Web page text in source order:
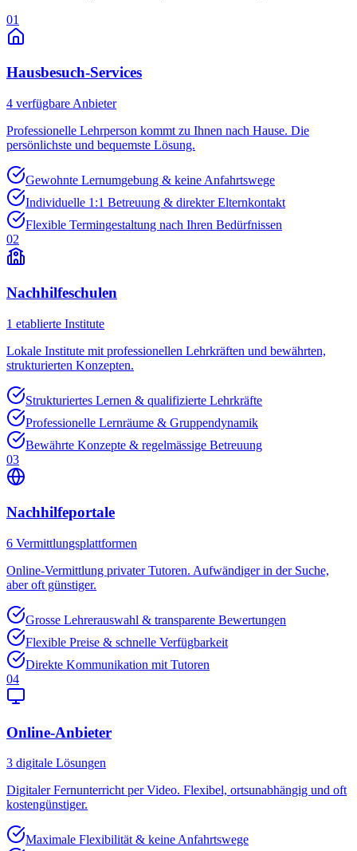
01
Hausbesuch-Services
4 verfügbare Anbieter
Professionelle Lehrperson kommt zu Ihnen nach Hause. Die
persönlichste und bequemste Lösung.
Gewohnte Lernumgebung & keine Anfahrtswege
Individuelle 1:1 Betreuung & direkter Elternkontakt
Flexible Termingestaltung nach Ihren Bedürfnissen
02
Nachhilfeschulen
1 etablierte Institute
Lokale Institute mit professionellen Lehrkräften und bewährten,
strukturierten Konzepten.
Strukturiertes Lernen & qualifizierte Lehrkräfte
Professionelle Lernräume & Gruppendynamik
Bewährte Konzepte & regelmässige Betreuung
03
Nachhilfeportale
6 Vermittlungsplattformen
Online-Vermittlung privater Tutoren. Aufwändiger in der Suche,
aber oft günstiger.
Grosse Lehrerauswahl & transparente Bewertungen
Flexible Preise & schnelle Verfügbarkeit
Direkte Kommunikation mit Tutoren
04
Online-Anbieter
3 digitale Lösungen
Digitaler Fernunterricht per Video. Flexibel, ortsunabhängig und oft
kostengünstiger.
Maximale Flexibilität & keine Anfahrtswege